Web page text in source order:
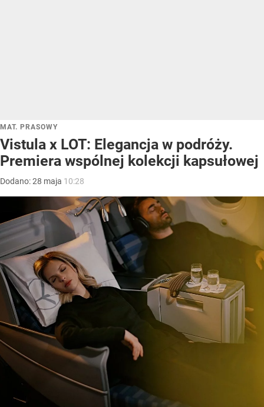
MAT. PRASOWY
Vistula x LOT: Elegancja w podróży.
Premiera wspólnej kolekcji kapsułowej
Dodano:28 maja 10:28